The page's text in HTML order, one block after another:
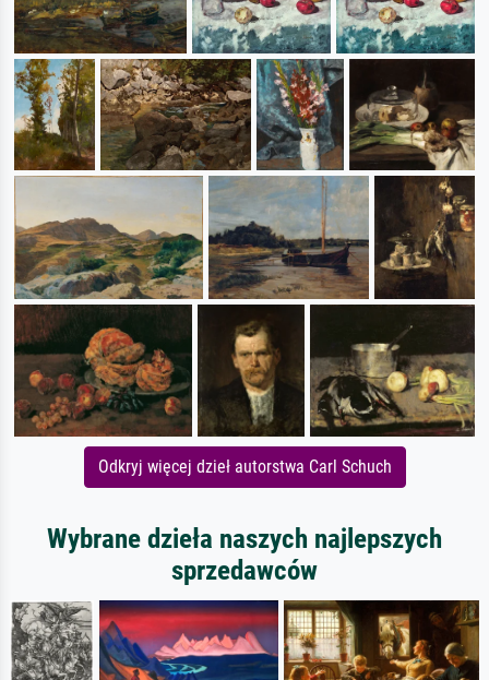
Odkryj więcej dzieł autorstwa Carl Schuch
Wybrane dzieła naszych najlepszych
sprzedawców